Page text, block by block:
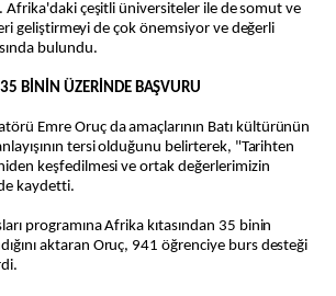
Afrika'daki çeşitli üniversiteler ile de somut ve
geliştirmeyi de çok önemsiyor ve değerli
bulundu.
BİNİN ÜZERİNDE BAŞVURU
Emre Oruç da amaçlarının Batı kültürünün
tersi olduğunu belirterek, "Tarihten
keşfedilmesi ve ortak değerlerimizin
kaydetti.
programına Afrika kıtasından 35 binin
aktaran Oruç, 941 öğrenciye burs desteği